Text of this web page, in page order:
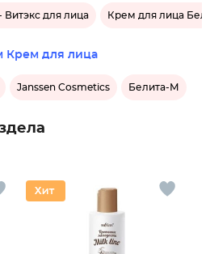
Витэкс для лица Крем для лица
Крем для лица
Janssen Cosmetics Белита-М